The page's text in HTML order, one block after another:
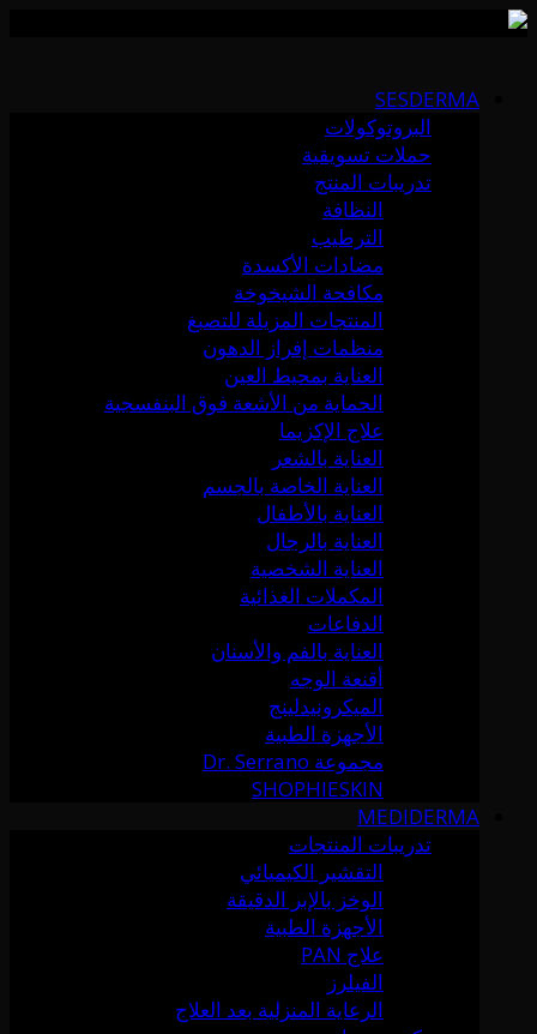
content
SESDERMA
البروتوكولات
حملات تسويقية
تدريبات المنتج
النظافة
الترطيب
مضادات الأكسدة
مكافحة الشيخوخة
المنتجات المزيلة للتصبغ
منظمات إفراز الدهون
العناية بمحيط العين
الحماية من الأشعة فوق البنفسجية
علاج الإكزيما
العناية بالشعر
العناية الخاصة بالجسم
العناية بالأطفال
العناية بالرجال
العناية الشخصية
المكملات الغذائية
الدفاعات
العناية بالفم والأسنان
أقنعة الوجه
الميكرونيدلينج
الأجهزة الطبية
مجموعة Dr. Serrano
SHOPHIESKIN
MEDIDERMA
تدريبات المنتجات
التقشير الكيميائي
الوخز بالإبر الدقيقة
الأجهزة الطبية
علاج PAN
الفيلرز
الرعاية المنزلية بعد العلاج